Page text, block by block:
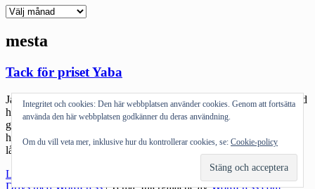
Deepedition
mesta
Tack för priset Yaba
Jag råkade visst vinna ett pris på Yaba. Årets mesta twittrare. Should
have seen that coming :). Och jo – över 30000 tweets har det blivit
genom åren. Nån (@hyttfors ?) räknade ut att det är en tweet per
halvtimme sen Twitter skapades. Så illa det verkar. Grejen är att jag
låtit automatfeeda en del, […]
Läs mer
för
Drivs med WordPress |Tema: Intergalactic avWordPress.com.
Integritet och cookies: Den här webbplatsen använder cookies. Genom att fortsätta
använda den här webbplatsen godkänner du deras användning.
Om du vill veta mer, inklusive hur du kontrollerar cookies, se: Cookie-policy